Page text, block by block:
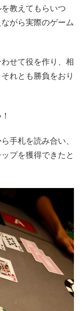
教えてもらいつ
がら実際のゲーム
せて役を作り、相
れとも勝負をおり
手札を読み合い、
プを獲得できたと